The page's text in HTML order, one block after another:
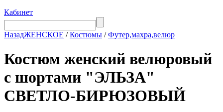
Кабинет
НазадЖЕНСКОЕ /Костюмы /Футер,махра,велюр
Костюм женский велюровый
с шортами "ЭЛЬЗА"
СВЕТЛО-БИРЮЗОВЫЙ